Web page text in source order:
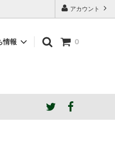
アカウント
0
情報
OUTの場合